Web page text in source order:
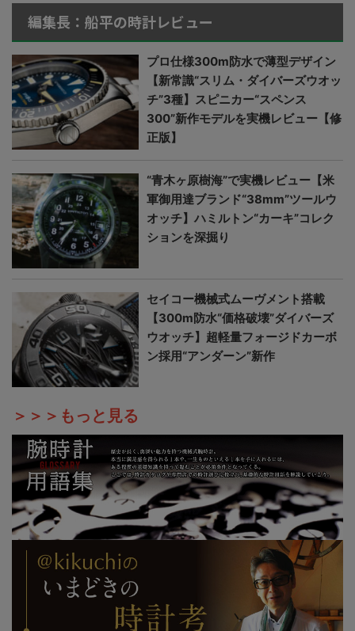
編集長：船平の時計レビュー
プロ仕様300m防水で薄型デザイン
【新常識“スリム・ダイバーズウオッ
チ”3種】スピニカー“スペンス
300”新作モデルを実機レビュー【修
正版】
“青木ヶ原樹海”で実機レビュー【米
軍御用達ブランド“38mm”ツールウ
オッチ】ハミルトン“カーキ”コレク
ションを深掘り
セイコー機械式ムーヴメント搭載
【300m防水“価格破壊”ダイバーズ
ウオッチ】超軽量フォージドカーボ
ン採用“アンダーン”新作
＞＞＞もっと見る